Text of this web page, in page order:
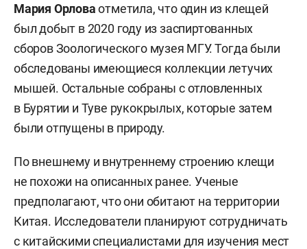
Мария Орловаотметила, что один из клещей
был добыт в 2020 году из заспиртованных
сборов Зоологического музея МГУ. Тогда были
обследованы имеющиеся коллекции летучих
мышей. Остальные собраны с отловленных
в Бурятии и Туве рукокрылых, которые затем
были отпущены в природу.
По внешнему и внутреннему строению клещи
не похожи на описанных ранее. Ученые
предполагают, что они обитают на территории
Китая. Исследователи планируют сотрудничать
с китайскими специалистами для изучения мест